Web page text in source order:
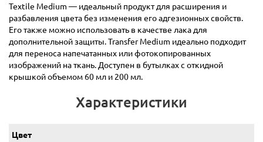
Textile Medium — идеальный продукт для расширения и
разбавления цвета без изменения его адгезионных свойств.
Его также можно использовать в качестве лака для
дополнительной защиты. Transfer Medium идеально подходит
для переноса напечатанных или фотокопированных
изображений на ткань. Доступен в бутылках с откидной
крышкой объемом 60 мл и 200 мл.
Характеристики
Цвет